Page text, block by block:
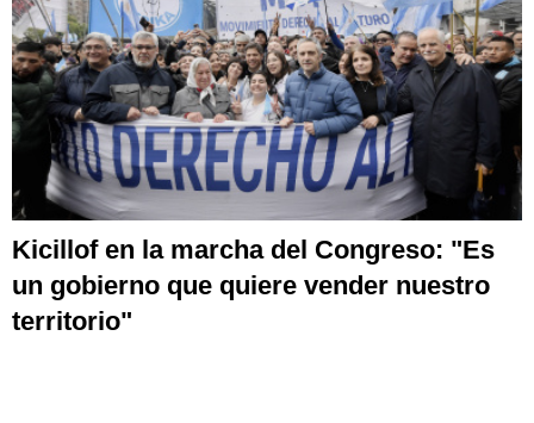
Kicillof en la marcha del Congreso: "Es
un gobierno que quiere vender nuestro
territorio"